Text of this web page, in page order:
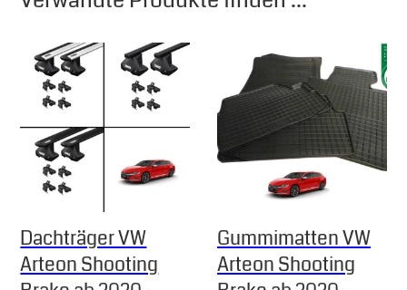
Dachträger VW
Arteon Shooting
Gummimatten VW
Arteon Shooting